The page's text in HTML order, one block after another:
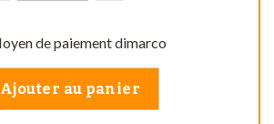
Ajouter au panier